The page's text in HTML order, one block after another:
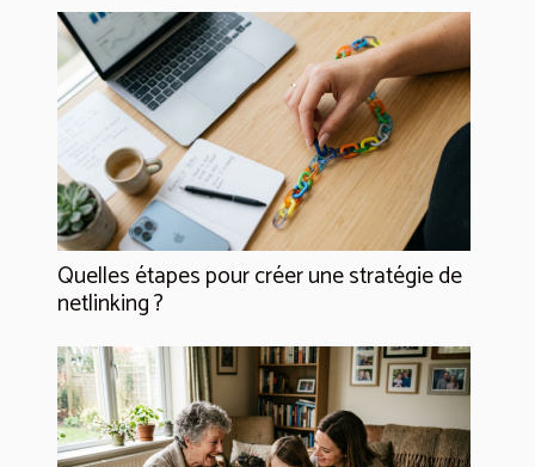
Quelles étapes pour créer une stratégie de
netlinking ?